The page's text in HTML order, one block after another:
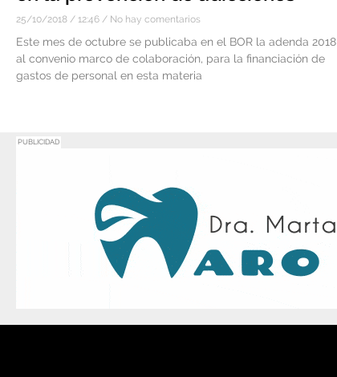
25/10/2018 12:46 No hay comentarios
Este mes de octubre se publicaba en el BOR la adenda 2018
al convenio marco de colaboración, para la financiación de
gastos de personal en esta materia
PUBLICIDAD